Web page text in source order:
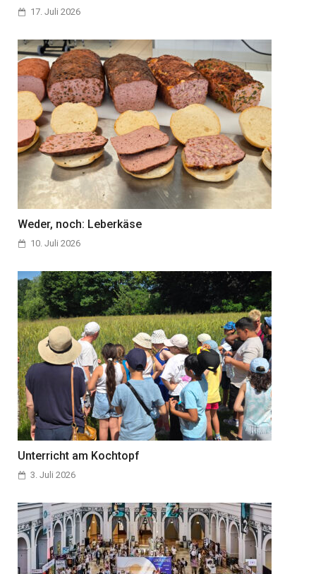
17. Juli 2026
Weder, noch: Leberkäse
10. Juli 2026
Unterricht am Kochtopf
3. Juli 2026